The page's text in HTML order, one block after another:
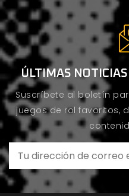
ÚLTIMAS
Suscríbete al boletín
juegos de rol favoritos,